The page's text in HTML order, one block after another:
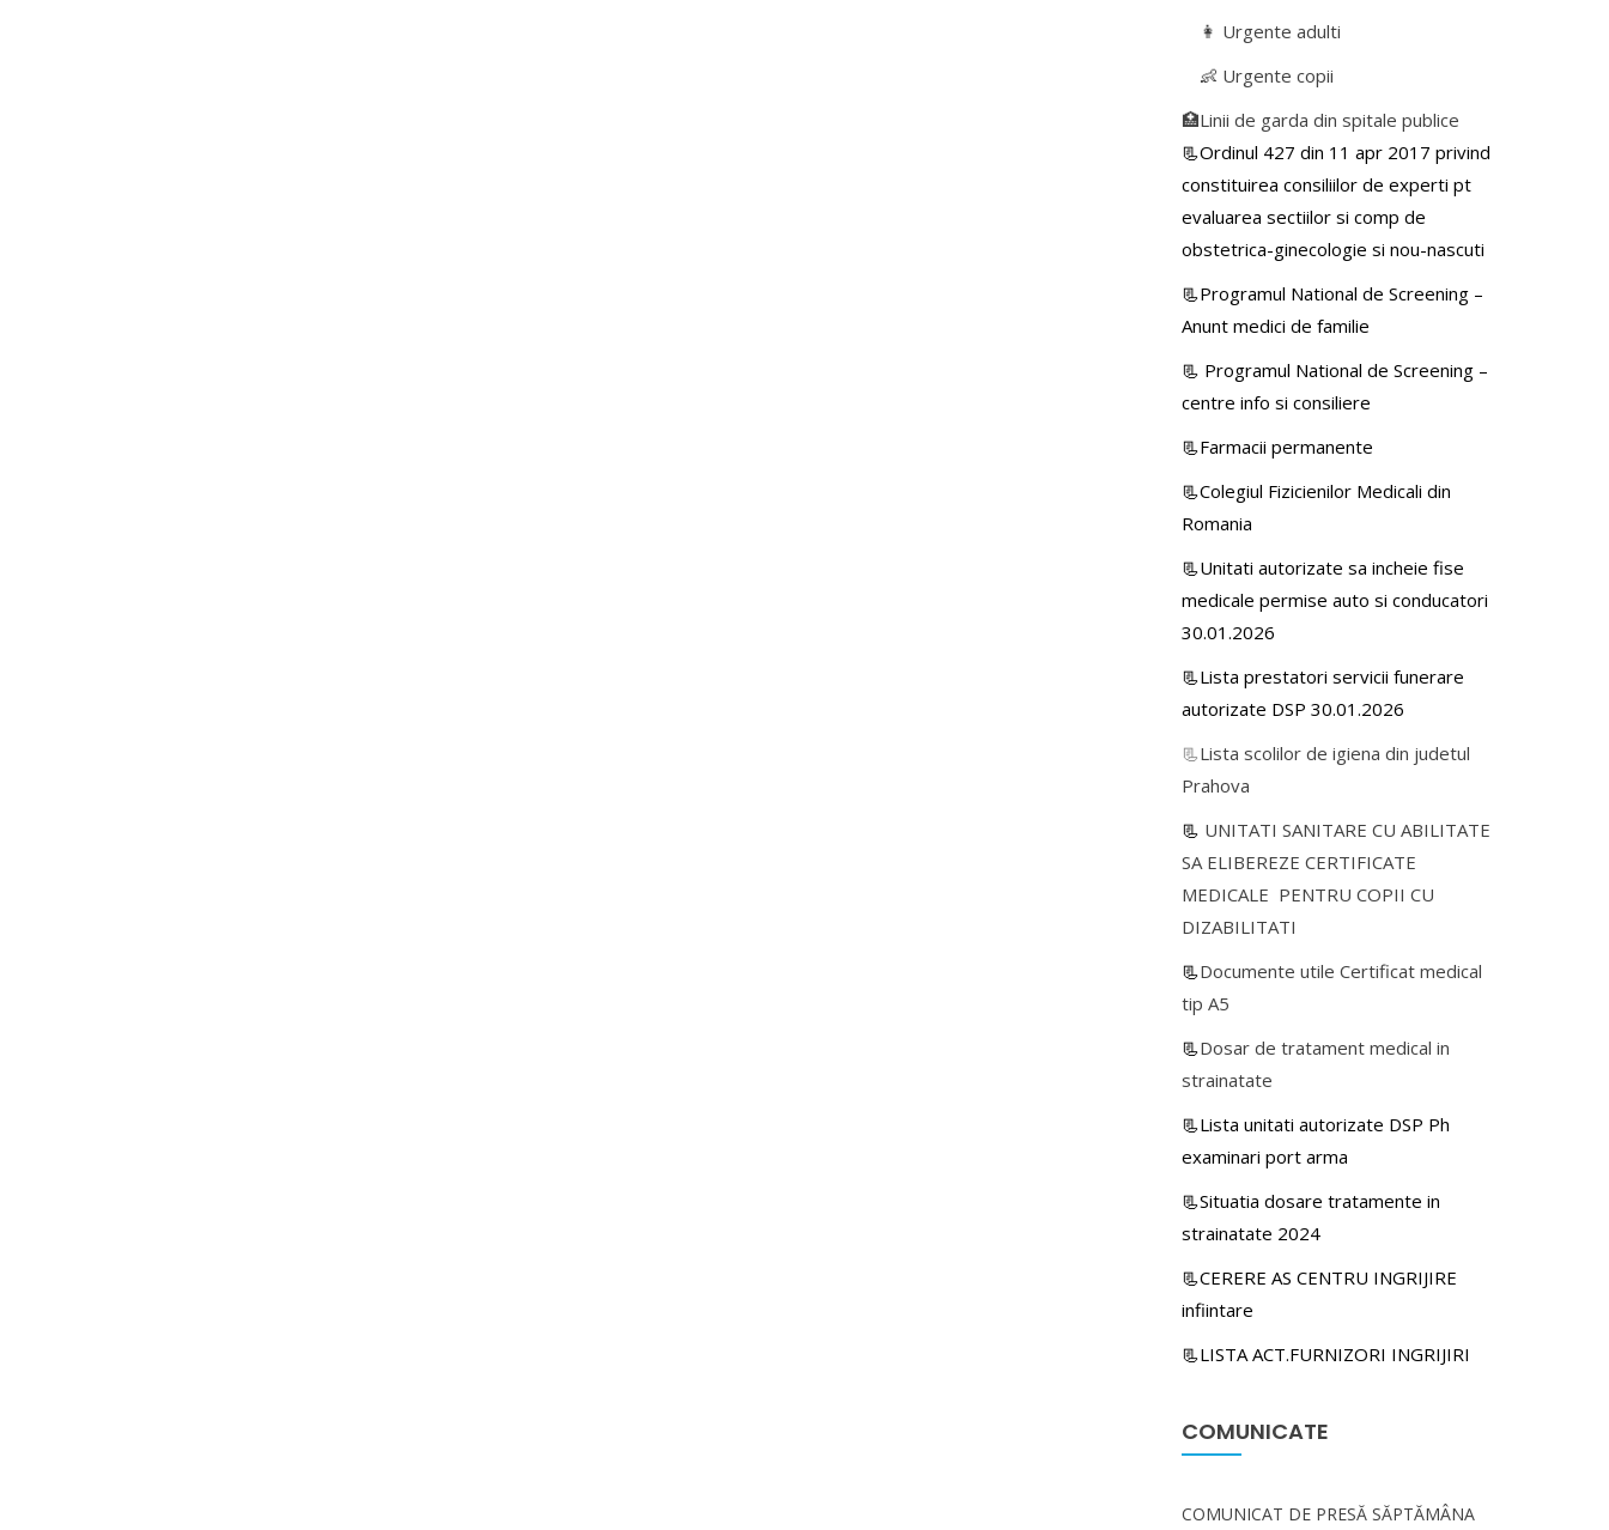
👩 Urgente adulti
👶 Urgente copii
🏥Linii de garda din spitale publice
📃Ordinul 427 din 11 apr 2017 privind
constituirea consiliilor de experti pt
evaluarea sectiilor si comp de
obstetrica-ginecologie si nou-nascuti
📃Programul National de Screening –
Anunt medici de familie
📃 Programul National de Screening –
centre info si consiliere
📃Farmacii permanente
📃Colegiul Fizicienilor Medicali din
Romania
📃Unitati autorizate sa incheie fise
medicale permise auto si conducatori
30.01.2026
📃Lista prestatori servicii funerare
autorizate DSP 30.01.2026
📃Lista scolilor de igiena din judetul
Prahova
📃 UNITATI SANITARE CU ABILITATE
SA ELIBEREZE CERTIFICATE
MEDICALE PENTRU COPII CU
DIZABILITATI
📃Documente utile Certificat medical
tip A5
📃Dosar de tratament medical in
strainatate
📃Lista unitati autorizate DSP Ph
examinari port arma
📃Situatia dosare tratamente in
strainatate 2024
📃CERERE AS CENTRU INGRIJIRE
infiintare
📃LISTA ACT.FURNIZORI INGRIJIRI
COMUNICATE
COMUNICAT DE PRESĂ SĂPTĂMÂNA